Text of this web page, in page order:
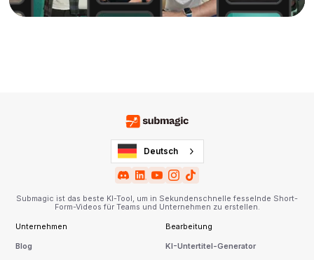
Deutsch
Submagic ist das beste KI-Tool, um in Sekundenschnelle fesselnde Short-
Form-Videos für Teams und Unternehmen zu erstellen.
Unternehmen
Blog
Bearbeitung
KI-Untertitel-Generator